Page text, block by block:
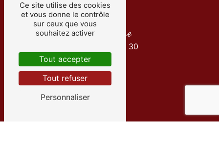
Téléphone
01 34 30 35 30
Ce site utilise des cookies
et vous donne le contrôle
sur ceux que vous
souhaitez activer
Tout accepter
Tout refuser
Personnaliser